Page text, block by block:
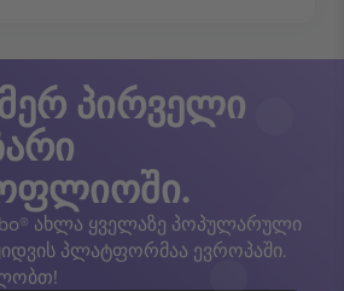
პირველი
ახლა ყველაზე პოპულარული
პლატფორმაა ევროპაში.